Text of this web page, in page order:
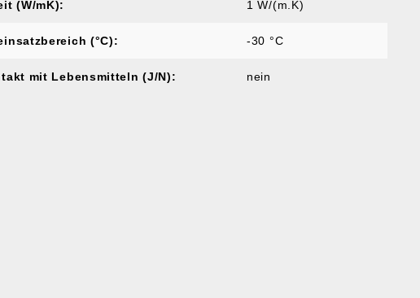
(W/mK): 1 W/(m.K)
(°C): -30 °C
mit Lebensmitteln (J/N): nein